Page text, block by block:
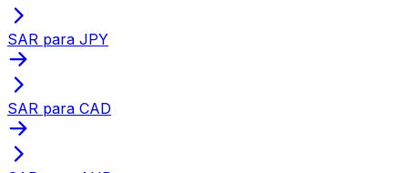
SAR para JPY
SAR para CAD